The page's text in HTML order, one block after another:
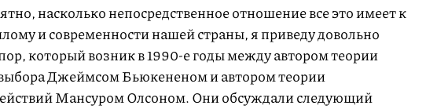
насколько непосредственное отношение все это имеет к
и современности нашей страны, я приведу довольно
который возник в1990-егоды между автором теории
Джеймсом Бьюкененом и автором теории
Мансуром Олсоном. Они обсуждали следующий